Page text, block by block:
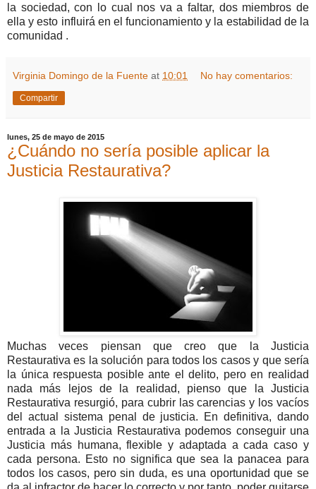
la sociedad, con lo cual nos va a faltar, dos miembros de
ella y esto influirá en el funcionamiento y la estabilidad de la
comunidad .
Virginia Domingo de la Fuente at 10:01 No hay comentarios:
Compartir
lunes, 25 de mayo de 2015
¿Cuándo no sería posible aplicar la
Justicia Restaurativa?
Muchas veces piensan que creo que la Justicia
Restaurativa es la solución para todos los casos y que sería
la única respuesta posible ante el delito, pero en realidad
nada más lejos de la realidad, pienso que la Justicia
Restaurativa resurgió, para cubrir las carencias y los vacíos
del actual sistema penal de justicia. En definitiva, dando
entrada a la Justicia Restaurativa podemos conseguir una
Justicia más humana, flexible y adaptada a cada caso y
cada persona. Esto no significa que sea la panacea para
todos los casos, pero sin duda, es una oportunidad que se